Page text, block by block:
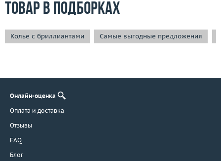
Товар в подборках
Колье с бриллиантами Самые выгодные предложения
Онлайн-оценка
Оплата и доставка
Отзывы
FAQ
Блог